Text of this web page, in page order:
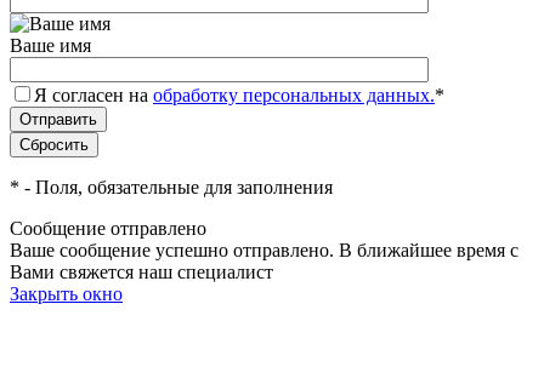
Ваше имя
Я согласен на обработку персональных данных.*
* - Поля, обязательные для заполнения
Сообщение отправлено
Ваше сообщение успешно отправлено. В ближайшее время с
Вами свяжется наш специалист
Закрыть окно